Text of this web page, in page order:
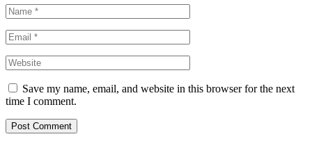
Save my name, email, and website in this browser for the next
time I comment.